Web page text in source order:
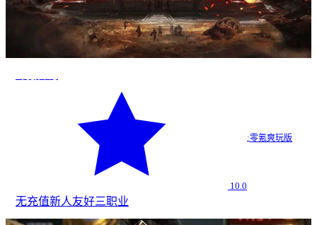
10.0
·零氪爽玩版
无充值新人友好三职业